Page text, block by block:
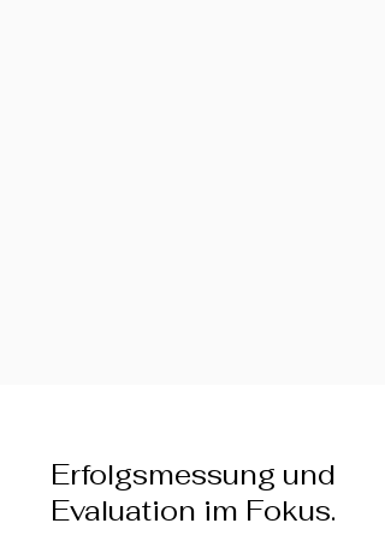
Erfolgsmessung und
Evaluation im Fokus.